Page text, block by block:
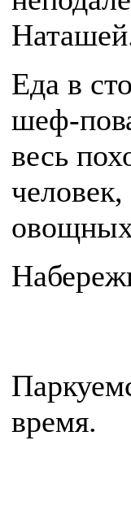
Еда в
шеф-
весь
овощных
время.